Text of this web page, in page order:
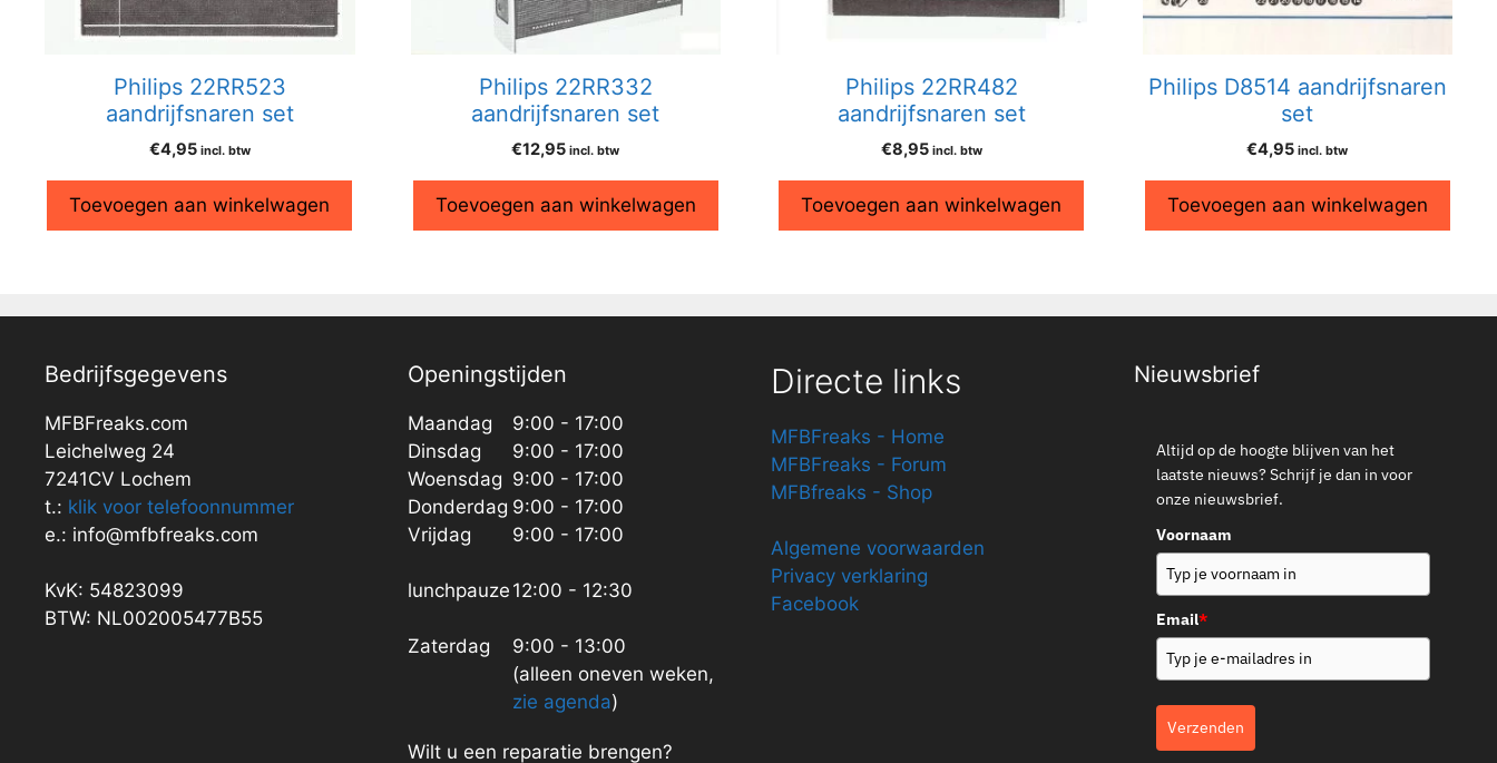
Philips 22RR523
aandrijfsnaren set
€4,95 incl. btw
Toevoegen aan winkelwagen
Philips 22RR332
aandrijfsnaren set
€12,95 incl. btw
Toevoegen aan winkelwagen
Philips 22RR482
aandrijfsnaren set
€8,95 incl. btw
Toevoegen aan winkelwagen
Philips D8514 aandrijfsnaren
set
€4,95 incl. btw
Toevoegen aan winkelwagen
Bedrijfsgegevens
MFBFreaks.com
Leichelweg 24
7241CV Lochem
t.: klik voor telefoonnummer
e.: info@mfbfreaks.com
KvK: 54823099
BTW: NL002005477B55
Openingstijden
Maandag
Dinsdag
Woensdag
Donderdag
Vrijdag
lunchpauze
Zaterdag
9:00 - 17:00
9:00 - 17:00
9:00 - 17:00
9:00 - 17:00
9:00 - 17:00
12:00 - 12:30
9:00 - 13:00
(alleen oneven weken,
zie agenda)
Wilt u een reparatie brengen?
Directe links
MFBFreaks - Home
MFBFreaks - Forum
MFBfreaks - Shop
Algemene voorwaarden
Privacy verklaring
Facebook
Nieuwsbrief
Altijd op de hoogte blijven van het
laatste nieuws? Schrijf je dan in voor
onze nieuwsbrief.
Voornaam
Email*
Verzenden